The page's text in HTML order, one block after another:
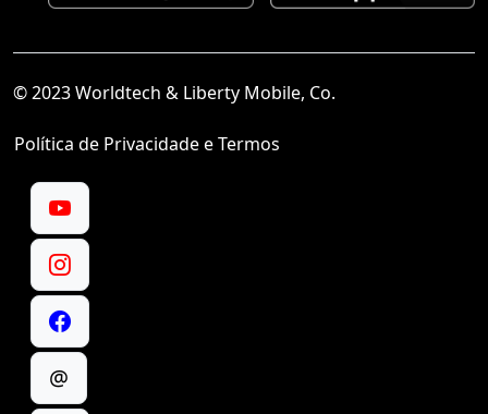
© 2023 Worldtech & Liberty Mobile, Co.
Política de Privacidade e Termos
@